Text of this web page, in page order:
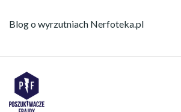
Blog o wyrzutniach Nerfoteka.pl